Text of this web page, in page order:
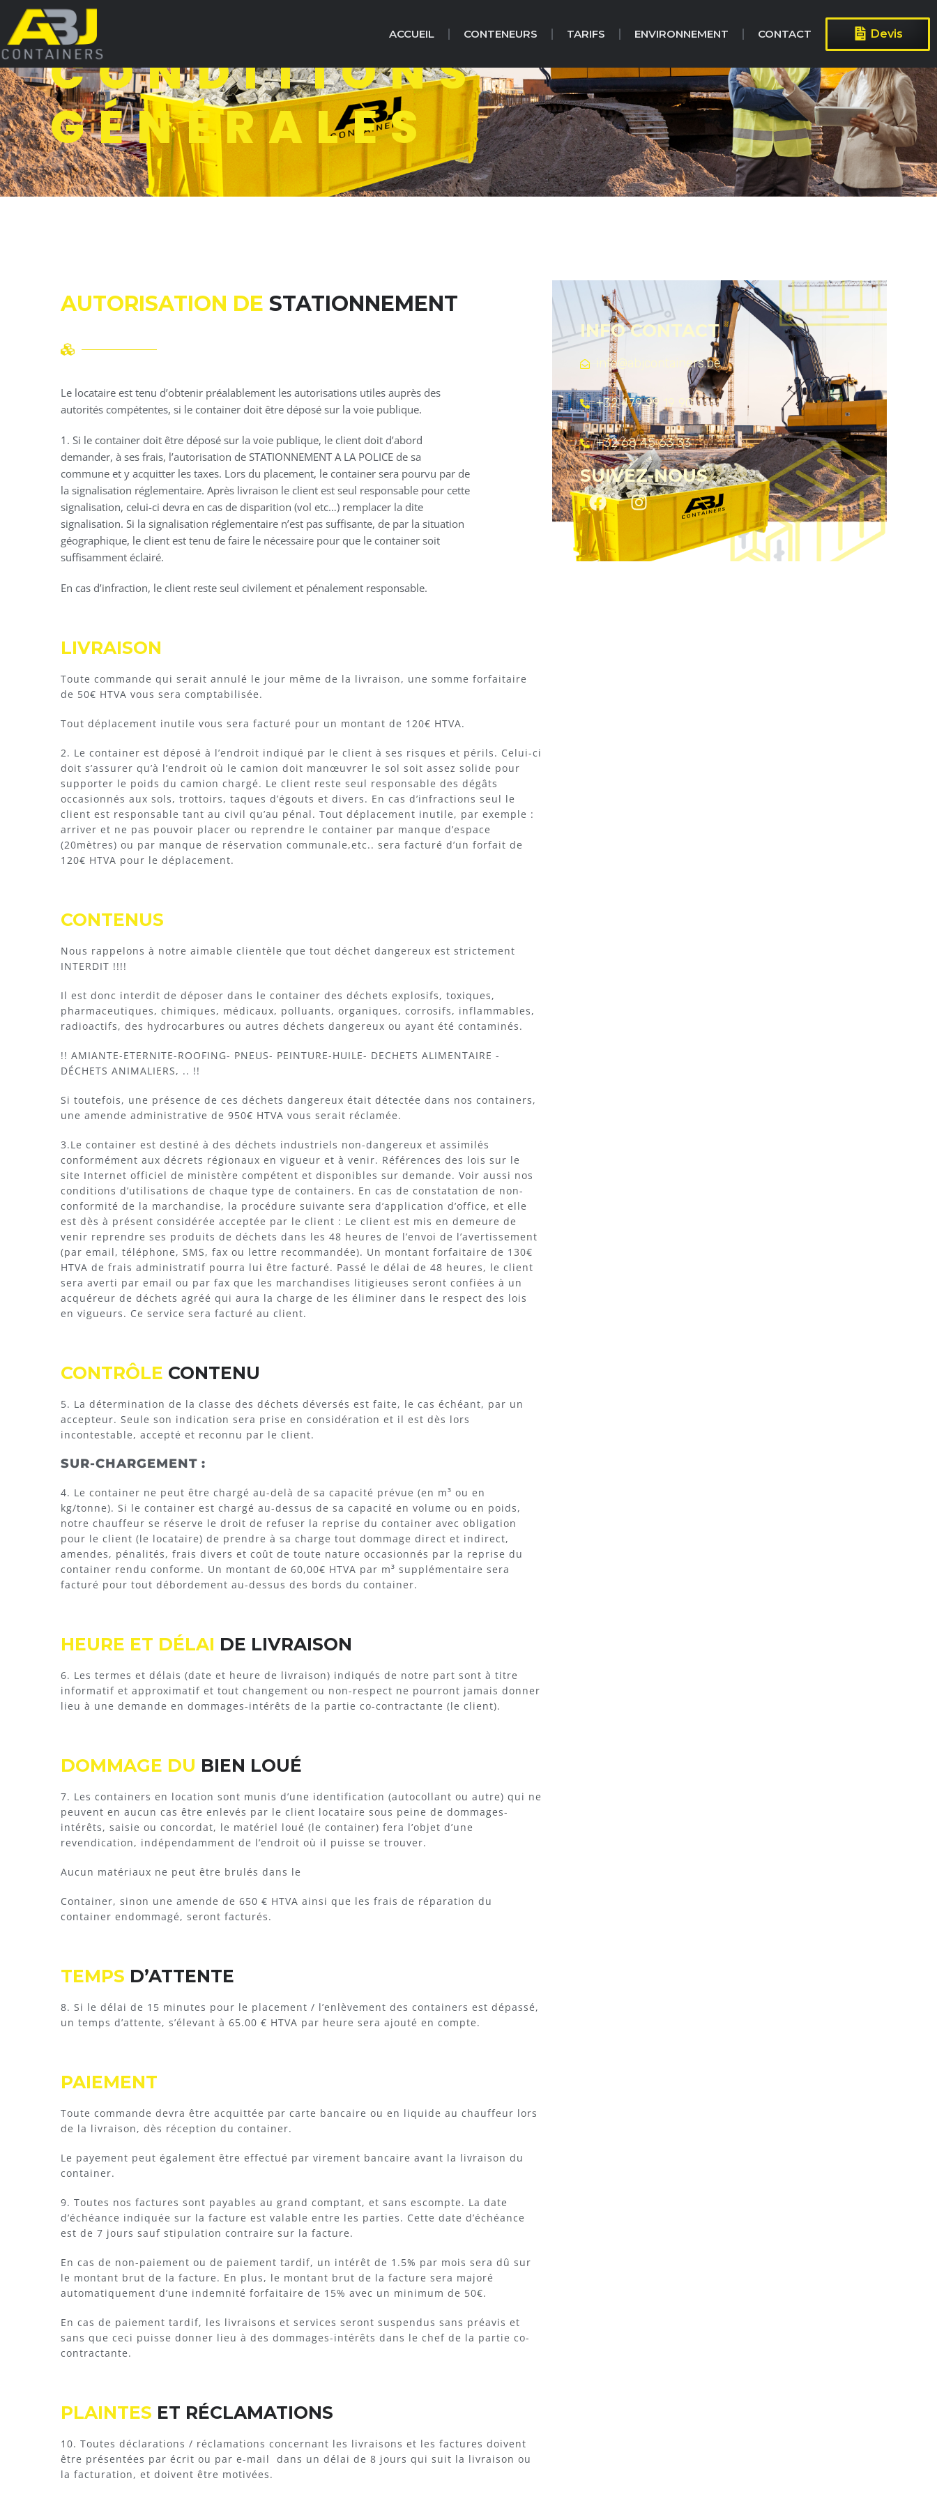
ACCUEIL CONTENEURS TARIFS ENVIRONNEMENT CONTACT Devis
DÉCOUVREZ NOS
CONDITIONS
GÉNÉRALES
AUTORISATION DE STATIONNEMENT
Le locataire est tenu d’obtenir préalablement les autorisations utiles auprès des
autorités compétentes, si le container doit être déposé sur la voie publique.
1. Si le container doit être déposé sur la voie publique, le client doit d’abord
demander, à ses frais, l’autorisation de STATIONNEMENT A LA POLICE de sa
commune et y acquitter les taxes. Lors du placement, le container sera pourvu par de
la signalisation réglementaire. Après livraison le client est seul responsable pour cette
signalisation, celui-ci devra en cas de disparition (vol etc…) remplacer la dite
signalisation. Si la signalisation réglementaire n’est pas suffisante, de par la situation
géographique, le client est tenu de faire le nécessaire pour que le container soit
suffisamment éclairé.
En cas d’infraction, le client reste seul civilement et pénalement responsable.
LIVRAISON
Toute commande qui serait annulé le jour même de la livraison, une somme forfaitaire
de 50€ HTVA vous sera comptabilisée.
Tout déplacement inutile vous sera facturé pour un montant de 120€ HTVA.
2. Le container est déposé à l’endroit indiqué par le client à ses risques et périls. Celui-ci
doit s’assurer qu’à l’endroit où le camion doit manœuvrer le sol soit assez solide pour
supporter le poids du camion chargé. Le client reste seul responsable des dégâts
occasionnés aux sols, trottoirs, taques d’égouts et divers. En cas d’infractions seul le
client est responsable tant au civil qu’au pénal. Tout déplacement inutile, par exemple :
arriver et ne pas pouvoir placer ou reprendre le container par manque d’espace
(20mètres) ou par manque de réservation communale,etc.. sera facturé d’un forfait de
120€ HTVA pour le déplacement.
CONTENUS
Nous rappelons à notre aimable clientèle que tout déchet dangereux est strictement
INTERDIT !!!!
Il est donc interdit de déposer dans le container des déchets explosifs, toxiques,
pharmaceutiques, chimiques, médicaux, polluants, organiques, corrosifs, inflammables,
radioactifs, des hydrocarbures ou autres déchets dangereux ou ayant été contaminés.
!! AMIANTE-ETERNITE-ROOFING- PNEUS- PEINTURE-HUILE- DECHETS ALIMENTAIRE -
DÉCHETS ANIMALIERS, .. !!
Si toutefois, une présence de ces déchets dangereux était détectée dans nos containers,
une amende administrative de 950€ HTVA vous serait réclamée.
3.Le container est destiné à des déchets industriels non-dangereux et assimilés
conformément aux décrets régionaux en vigueur et à venir. Références des lois sur le
site Internet officiel de ministère compétent et disponibles sur demande. Voir aussi nos
conditions d’utilisations de chaque type de containers. En cas de constatation de non-
conformité de la marchandise, la procédure suivante sera d’application d’office, et elle
est dès à présent considérée acceptée par le client : Le client est mis en demeure de
venir reprendre ses produits de déchets dans les 48 heures de l’envoi de l’avertissement
(par email, téléphone, SMS, fax ou lettre recommandée). Un montant forfaitaire de 130€
HTVA de frais administratif pourra lui être facturé. Passé le délai de 48 heures, le client
sera averti par email ou par fax que les marchandises litigieuses seront confiées à un
acquéreur de déchets agréé qui aura la charge de les éliminer dans le respect des lois
en vigueurs. Ce service sera facturé au client.
CONTRÔLE CONTENU
5. La détermination de la classe des déchets déversés est faite, le cas échéant, par un
accepteur. Seule son indication sera prise en considération et il est dès lors
incontestable, accepté et reconnu par le client.
SUR-CHARGEMENT :
4. Le container ne peut être chargé au-delà de sa capacité prévue (en m³ ou en
kg/tonne). Si le container est chargé au-dessus de sa capacité en volume ou en poids,
notre chauffeur se réserve le droit de refuser la reprise du container avec obligation
pour le client (le locataire) de prendre à sa charge tout dommage direct et indirect,
amendes, pénalités, frais divers et coût de toute nature occasionnés par la reprise du
container rendu conforme. Un montant de 60,00€ HTVA par m³ supplémentaire sera
facturé pour tout débordement au-dessus des bords du container.
HEURE ET DÉLAI DE LIVRAISON
6. Les termes et délais (date et heure de livraison) indiqués de notre part sont à titre
informatif et approximatif et tout changement ou non-respect ne pourront jamais donner
lieu à une demande en dommages-intérêts de la partie co-contractante (le client).
DOMMAGE DU BIEN LOUÉ
7. Les containers en location sont munis d’une identification (autocollant ou autre) qui ne
peuvent en aucun cas être enlevés par le client locataire sous peine de dommages-
intérêts, saisie ou concordat, le matériel loué (le container) fera l’objet d’une
revendication, indépendamment de l’endroit où il puisse se trouver.
Aucun matériaux ne peut être brulés dans le
Container, sinon une amende de 650 € HTVA ainsi que les frais de réparation du
container endommagé, seront facturés.
TEMPS D’ATTENTE
8. Si le délai de 15 minutes pour le placement / l’enlèvement des containers est dépassé,
un temps d’attente, s’élevant à 65.00 € HTVA par heure sera ajouté en compte.
PAIEMENT
Toute commande devra être acquittée par carte bancaire ou en liquide au chauffeur lors
de la livraison, dès réception du container.
Le payement peut également être effectué par virement bancaire avant la livraison du
container.
9. Toutes nos factures sont payables au grand comptant, et sans escompte. La date
d’échéance indiquée sur la facture est valable entre les parties. Cette date d’échéance
est de 7 jours sauf stipulation contraire sur la facture.
En cas de non-paiement ou de paiement tardif, un intérêt de 1.5% par mois sera dû sur
le montant brut de la facture. En plus, le montant brut de la facture sera majoré
automatiquement d’une indemnité forfaitaire de 15% avec un minimum de 50€.
En cas de paiement tardif, les livraisons et services seront suspendus sans préavis et
sans que ceci puisse donner lieu à des dommages-intérêts dans le chef de la partie co-
contractante.
PLAINTES ET RÉCLAMATIONS
10. Toutes déclarations / réclamations concernant les livraisons et les factures doivent
être présentées par écrit ou par e-mail dans un délai de 8 jours qui suit la livraison ou
la facturation, et doivent être motivées.
INFO CONTACT
info@abjcontainers.be
+32 479 99 19 90
+32 68 45 63 33
SUIVEZ-NOUS